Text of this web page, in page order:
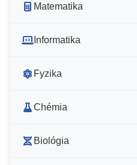
Matematika
Informatika
Fyzika
Chémia
Biológia